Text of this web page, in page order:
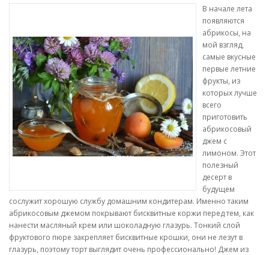
В начале лета
появляются
абрикосы, на
мой взгляд,
самые вкусные
первые летние
фрукты, из
которых лучше
всего
приготовить
абрикосовый
джем с
лимоном. Этот
полезный
десерт в
будущем
сослужит хорошую службу домашним кондитерам. Именно таким
абрикосовым джемом покрывают бисквитные коржи перед тем, как
нанести масляный крем или шоколадную глазурь. Тонкий слой
фруктового пюре закрепляет бисквитные крошки, они не лезут в
глазурь, поэтому торт выглядит очень профессионально! Джем из